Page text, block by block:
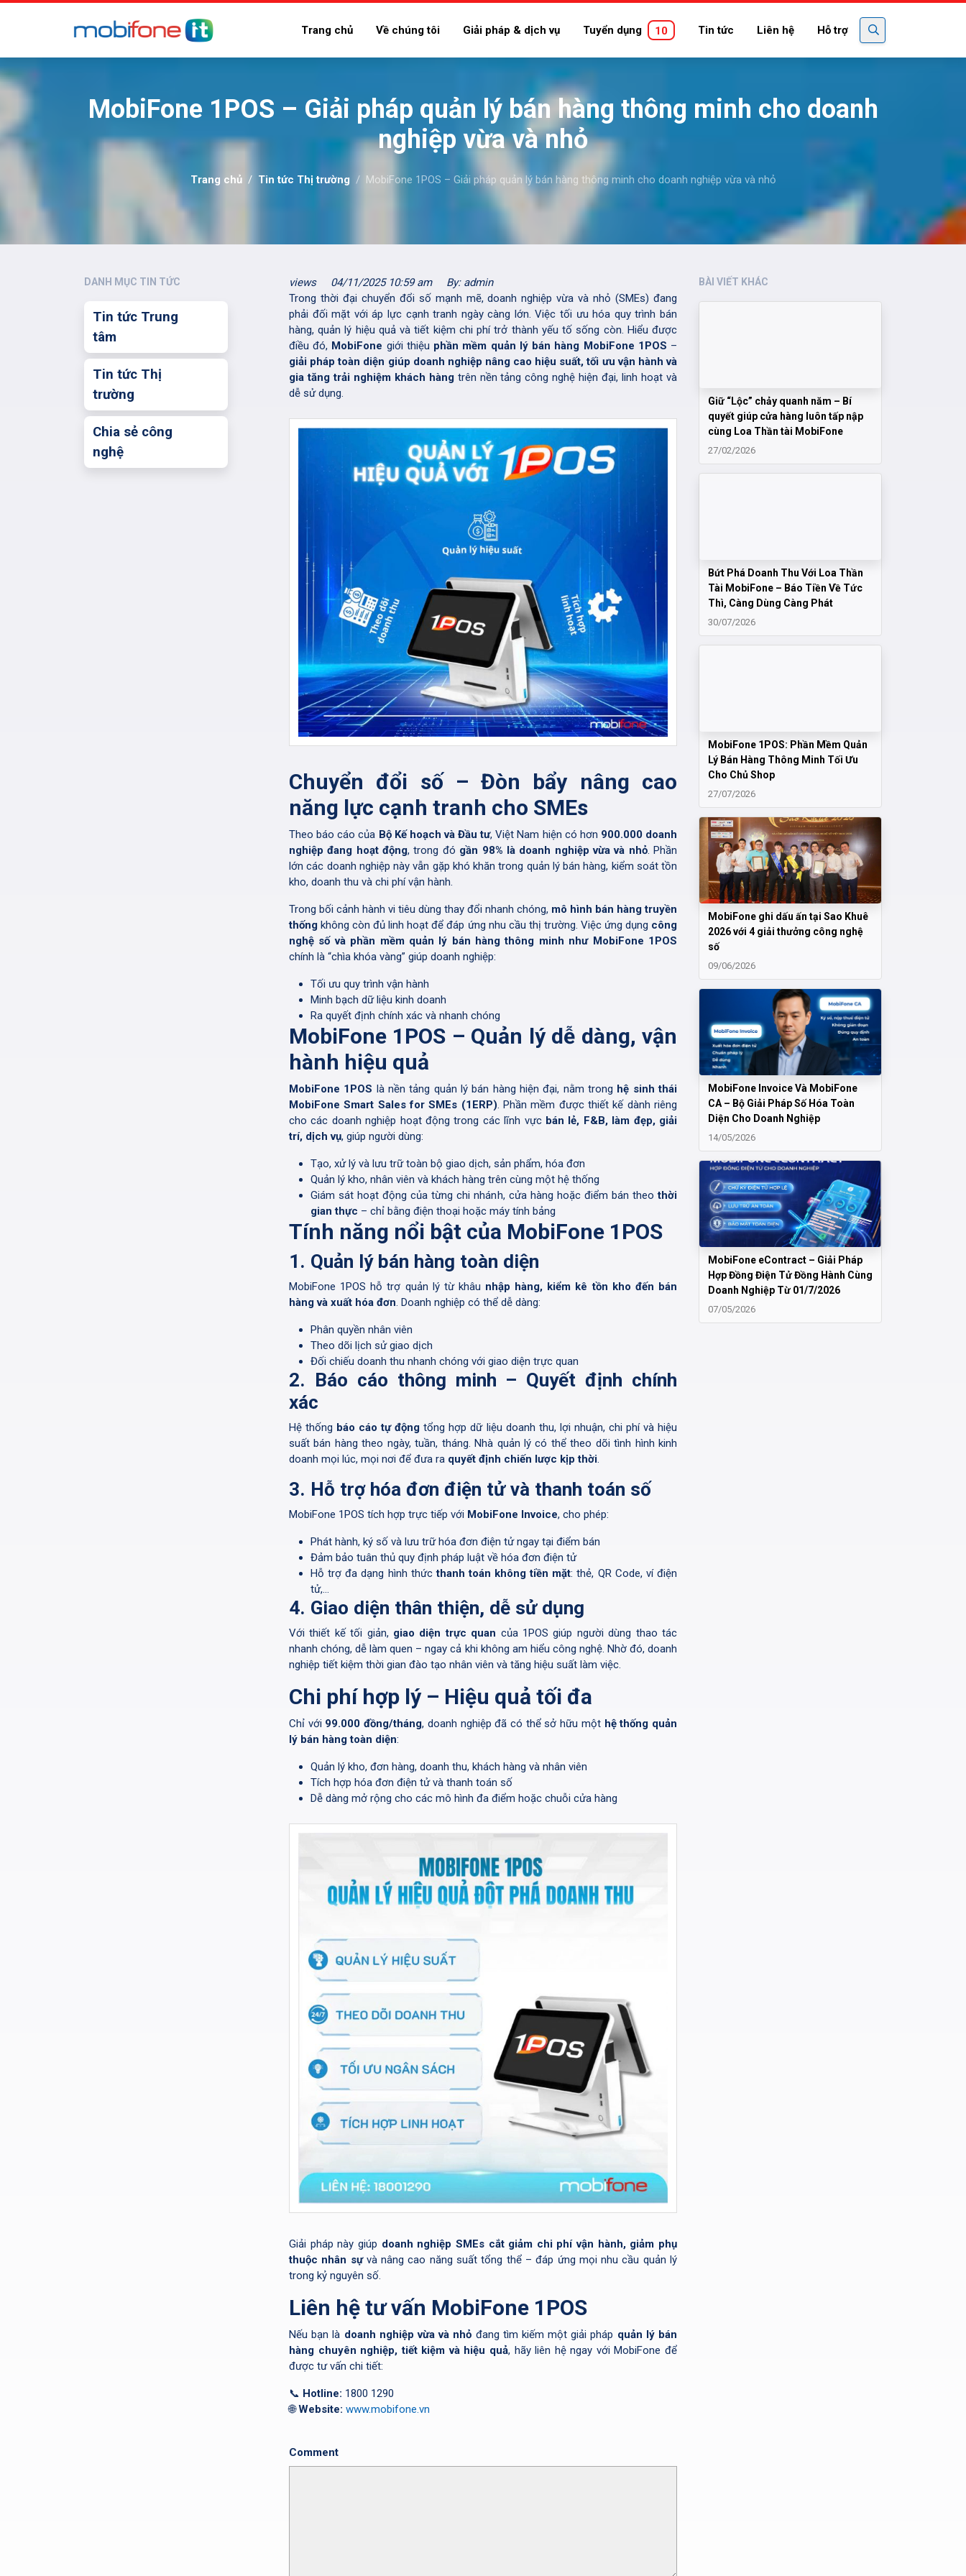
Trang chủ Về chúng tôi Giải pháp & dịch vụ Tuyển dụng 10 Tin tức Liên hệ Hỗ trợ
MobiFone 1POS – Giải pháp quản lý bán hàng thông minh cho doanh
nghiệp vừa và nhỏ
Trang chủ Tin tức Thị trường MobiFone 1POS – Giải pháp quản lý bán hàng thông minh cho doanh nghiệp vừa và nhỏ
DANH MỤC TIN TỨC
Tin tức Trung
tâm
Tin tức Thị
trường
Chia sẻ công
nghệ
views 04/11/2025 10:59 am
By: admin
Trong thời đại chuyển đổi số mạnh mẽ, doanh nghiệp vừa và nhỏ (SMEs) đang
phải đối mặt với áp lực cạnh tranh ngày càng lớn. Việc tối ưu hóa quy trình bán
hàng, quản lý hiệu quả và tiết kiệm chi phí trở thành yếu tố sống còn. Hiểu được
điều đó, MobiFone giới thiệu phần mềm quản lý bán hàng MobiFone 1POS –
giải pháp toàn diện giúp doanh nghiệp nâng cao hiệu suất, tối ưu vận hành và
gia tăng trải nghiệm khách hàngtrên nền tảng công nghệ hiện đại, linh hoạt và
dễ sử dụng.
Chuyển đổi số – Đòn bẩy nâng cao
năng lực cạnh tranh cho SMEs
Theo báo cáo của Bộ Kế hoạch và Đầu tư, Việt Nam hiện có hơn 900.000 doanh
nghiệp đang hoạt động, trong đó gần 98% là doanh nghiệp vừa và nhỏ. Phần
lớn các doanh nghiệp này vẫn gặp khó khăn trong quản lý bán hàng, kiểm soát tồn
kho, doanh thu và chi phí vận hành.
Trong bối cảnh hành vi tiêu dùng thay đổi nhanh chóng, mô hình bán hàng truyền
thống không còn đủ linh hoạt để đáp ứng nhu cầu thị trường. Việc ứng dụng công
nghệ số và phần mềm quản lý bán hàng thông minh như MobiFone 1POS
chính là “chìa khóa vàng” giúp doanh nghiệp:
Tối ưu quy trình vận hành
Minh bạch dữ liệu kinh doanh
Ra quyết định chính xác và nhanh chóng
MobiFone 1POS – Quản lý dễ dàng, vận
hành hiệu quả
MobiFone 1POS là nền tảng quản lý bán hàng hiện đại, nằm trong hệ sinh thái
MobiFone Smart Sales for SMEs (1ERP). Phần mềm được thiết kế dành riêng
cho các doanh nghiệp hoạt động trong các lĩnh vực bán lẻ, F&B, làm đẹp, giải
trí, dịch vụ, giúp người dùng:
Tạo, xử lý và lưu trữ toàn bộ giao dịch, sản phẩm, hóa đơn
Quản lý kho, nhân viên và khách hàng trên cùng một hệ thống
Giám sát hoạt động của từng chi nhánh, cửa hàng hoặc điểm bán theothời
gian thực – chỉ bằng điện thoại hoặc máy tính bảng
Tính năng nổi bật của MobiFone 1POS
1. Quản lý bán hàng toàn diện
MobiFone 1POS hỗ trợ quản lý từ khâu nhập hàng, kiểm kê tồn kho đến bán
hàng và xuất hóa đơn. Doanh nghiệp có thể dễ dàng:
Phân quyền nhân viên
Theo dõi lịch sử giao dịch
Đối chiếu doanh thu nhanh chóng với giao diện trực quan
2. Báo cáo thông minh – Quyết định chính
xác
Hệ thống báo cáo tự động tổng hợp dữ liệu doanh thu, lợi nhuận, chi phí và hiệu
suất bán hàng theo ngày, tuần, tháng. Nhà quản lý có thể theo dõi tình hình kinh
doanh mọi lúc, mọi nơi để đưa ra quyết định chiến lược kịp thời.
3. Hỗ trợ hóa đơn điện tử và thanh toán số
MobiFone 1POS tích hợp trực tiếp với MobiFone Invoice, cho phép:
Phát hành, ký số và lưu trữ hóa đơn điện tử ngay tại điểm bán
Đảm bảo tuân thủ quy định pháp luật về hóa đơn điện tử
Hỗ trợ đa dạng hình thứcthanh toán không tiền mặt: thẻ, QR Code, ví điện
tử,…
4. Giao diện thân thiện, dễ sử dụng
Với thiết kế tối giản, giao diện trực quan của 1POS giúp người dùng thao tác
nhanh chóng, dễ làm quen – ngay cả khi không am hiểu công nghệ. Nhờ đó, doanh
nghiệp tiết kiệm thời gian đào tạo nhân viên và tăng hiệu suất làm việc.
Chi phí hợp lý – Hiệu quả tối đa
Chỉ với 99.000 đồng/tháng, doanh nghiệp đã có thể sở hữu một hệ thống quản
lý bán hàng toàn diện:
Quản lý kho, đơn hàng, doanh thu, khách hàng và nhân viên
Tích hợp hóa đơn điện tử và thanh toán số
Dễ dàng mở rộng cho các mô hình đa điểm hoặc chuỗi cửa hàng
Giải pháp này giúp doanh nghiệp SMEs cắt giảm chi phí vận hành, giảm phụ
thuộc nhân sựvà nâng cao năng suất tổng thể – đáp ứng mọi nhu cầu quản lý
trong kỷ nguyên số.
Liên hệ tư vấn MobiFone 1POS
Nếu bạn là doanh nghiệp vừa và nhỏ đang tìm kiếm một giải pháp quản lý bán
hàng chuyên nghiệp, tiết kiệm và hiệu quả, hãy liên hệ ngay với MobiFone để
được tư vấn chi tiết:
📞 Hotline: 1800 1290
🌐Website: www.mobifone.vn
Comment
BÀI VIẾT KHÁC
Giữ “Lộc” chảy quanh năm – Bí
quyết giúp cửa hàng luôn tấp nập
cùng Loa Thần tài MobiFone
27/02/2026
Bứt Phá Doanh Thu Với Loa Thần
Tài MobiFone – Báo Tiền Về Tức
Thì, Càng Dùng Càng Phát
30/07/2026
MobiFone 1POS: Phần Mềm Quản
Lý Bán Hàng Thông Minh Tối Ưu
Cho Chủ Shop
27/07/2026
MobiFone ghi dấu ấn tại Sao Khuê
2026 với 4 giải thưởng công nghệ
số
09/06/2026
MobiFone Invoice Và MobiFone
CA – Bộ Giải Pháp Số Hóa Toàn
Diện Cho Doanh Nghiệp
14/05/2026
MobiFone eContract – Giải Pháp
Hợp Đồng Điện Tử Đồng Hành Cùng
Doanh Nghiệp Từ 01/7/2026
07/05/2026